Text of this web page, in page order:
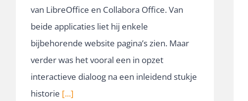
van LibreOffice en Collabora Office. Van
beide applicaties liet hij enkele
bijbehorende website pagina’s zien. Maar
verder was het vooral een in opzet
interactieve dialoog na een inleidend stukje
historie [...]